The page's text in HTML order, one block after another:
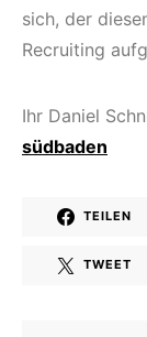
sich, der
Recruiting
Ihr Daniel
südbaden
TEILEN
TWEET